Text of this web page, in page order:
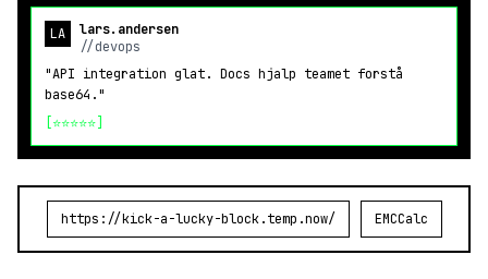
LA
lars.andersen
//devops
"API integration glat. Docs hjalp teamet forstå
base64."
[⭐⭐⭐⭐⭐]
https://kick-a-lucky-block.temp.now/ EMCCalc